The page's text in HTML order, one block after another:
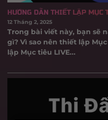
HƯỚNG DẪN THIẾT LẬP MỤC
12 Tháng 2, 2025
Trong bài viết này, bạn sẽ
gì? Vì sao nên thiết lập
lập Mục tiêu LIVE...